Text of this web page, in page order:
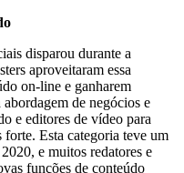
disparou durante a
aproveitaram essa
on-line e ganharem
de negócios e
e editores de vídeo para
forte. Esta categoria teve um
e muitos redatores e
funções de conteúdo